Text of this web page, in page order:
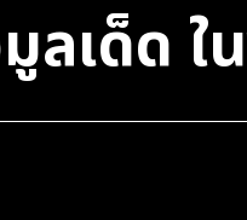
ลเด็ด